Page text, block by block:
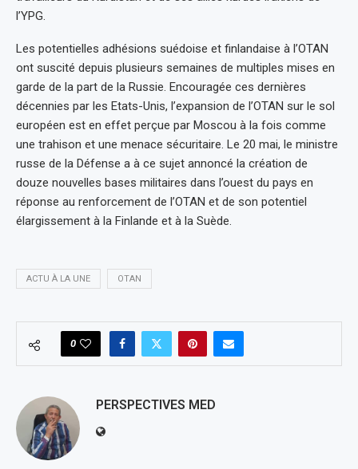
l’YPG.
Les potentielles adhésions suédoise et finlandaise à l’OTAN
ont suscité depuis plusieurs semaines de multiples mises en
garde de la part de la Russie. Encouragée ces dernières
décennies par les Etats-Unis, l’expansion de l’OTAN sur le sol
européen est en effet perçue par Moscou à la fois comme
une trahison et une menace sécuritaire. Le 20 mai, le ministre
russe de la Défense a à ce sujet annoncé la création de
douze nouvelles bases militaires dans l’ouest du pays en
réponse au renforcement de l’OTAN et de son potentiel
élargissement à la Finlande et à la Suède.
ACTU À LA UNE OTAN
0
PERSPECTIVES MED